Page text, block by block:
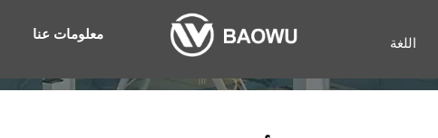
معلومات عنا
اللغة